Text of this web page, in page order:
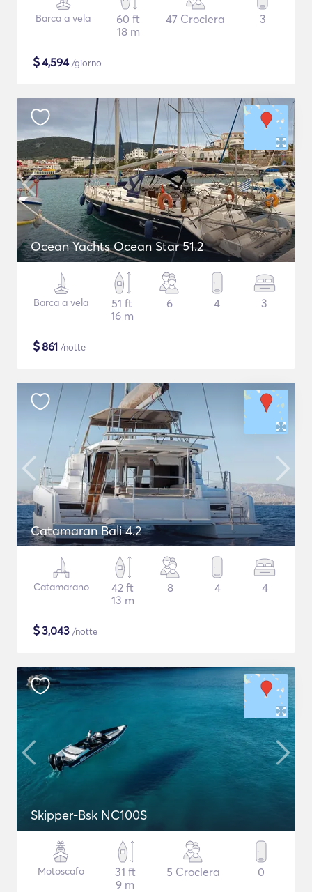
Barca a vela
60 ft
18 m
47 Crociera 3
$4,594/giorno
Ocean Yachts Ocean Star 51.2
Barca a vela
51 ft
16 m
6 4 3
$861 /notte
Catamaran Bali 4.2
Catamarano
42 ft
13 m
8 4 4
$3,043 /notte
Skipper-Bsk NC100S
Motoscafo
31 ft
9 m
5 Crociera 0